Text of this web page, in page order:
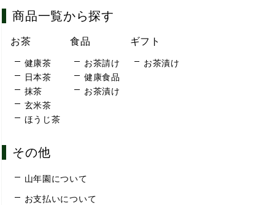
商品一覧から探す
お茶
健康茶
日本茶
抹茶
玄米茶
ほうじ茶
食品
お茶請け
健康食品
お茶漬け
ギフト
お茶漬け
その他
山年園について
お支払いについて